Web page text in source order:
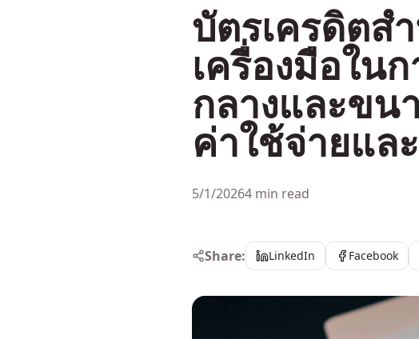
บัตรเครดิตส
เครื่องมือใน
กลางและขน
ค่าใช้จ่ายแล
5/1/20264 min read
Share: LinkedIn Facebook